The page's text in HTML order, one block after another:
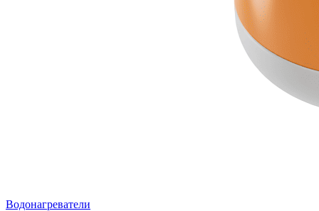
Водонагреватели